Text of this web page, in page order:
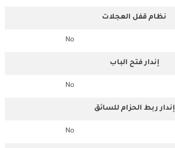
نظام قفل العجلات
No
إندار فتح الباب
No
إندار ربط الحزام للسائق
No